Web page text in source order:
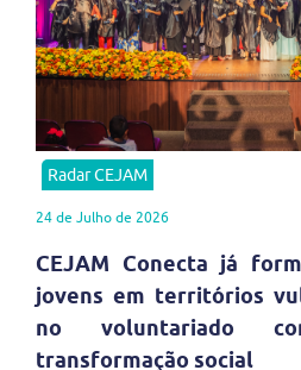
Radar CEJAM
24 de Julho de 2026
CEJAM Conecta já
jovens em territórios
no voluntariado
transformação social